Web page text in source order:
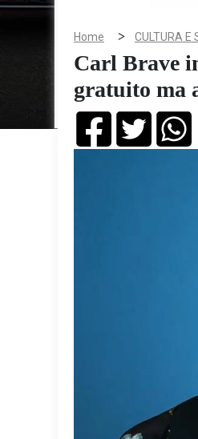
Home > CULTURA E
Carl Brave
gratuito ma